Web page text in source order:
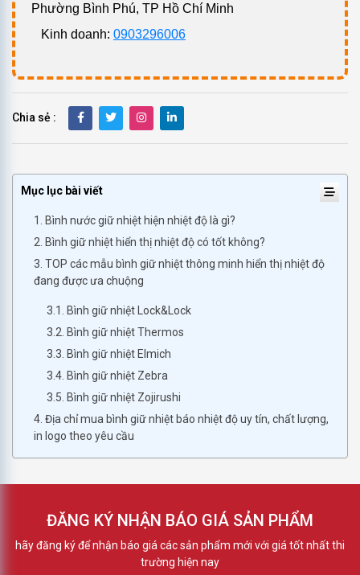
Phường Bình Phú, TP Hồ Chí Minh
Kinh doanh: 0903296006
Chia sẻ :
Mục lục bài viết
1. Bình nước giữ nhiệt hiện nhiệt độ là gì?
2. Bình giữ nhiệt hiển thị nhiệt độ có tốt không?
3. TOP các mẫu bình giữ nhiệt thông minh hiển thị nhiệt độ
đang được ưa chuộng
3.1. Bình giữ nhiệt Lock&Lock
3.2. Bình giữ nhiệt Thermos
3.3. Bình giữ nhiệt Elmich
3.4. Bình giữ nhiệt Zebra
3.5. Bình giữ nhiệt Zojirushi
4. Địa chỉ mua bình giữ nhiệt báo nhiệt độ uy tín, chất lượng,
in logo theo yêu cầu
ĐĂNG KÝ NHẬN BÁO GIÁ SẢN PHẨM
hãy đăng ký để nhận báo giá các sản phẩm mới với giá tốt nhất thi
trường hiện nay